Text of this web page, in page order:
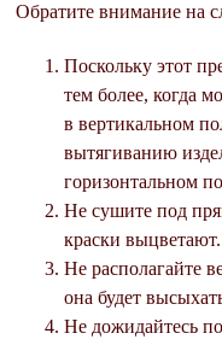
Обратите внимание на
Поскольку этот
тем более, когда
в вертикальном
вытягиванию
горизонтальном
Не сушите под
краски выцветают.
Не располагайте
она будет
Не дожидайтесь